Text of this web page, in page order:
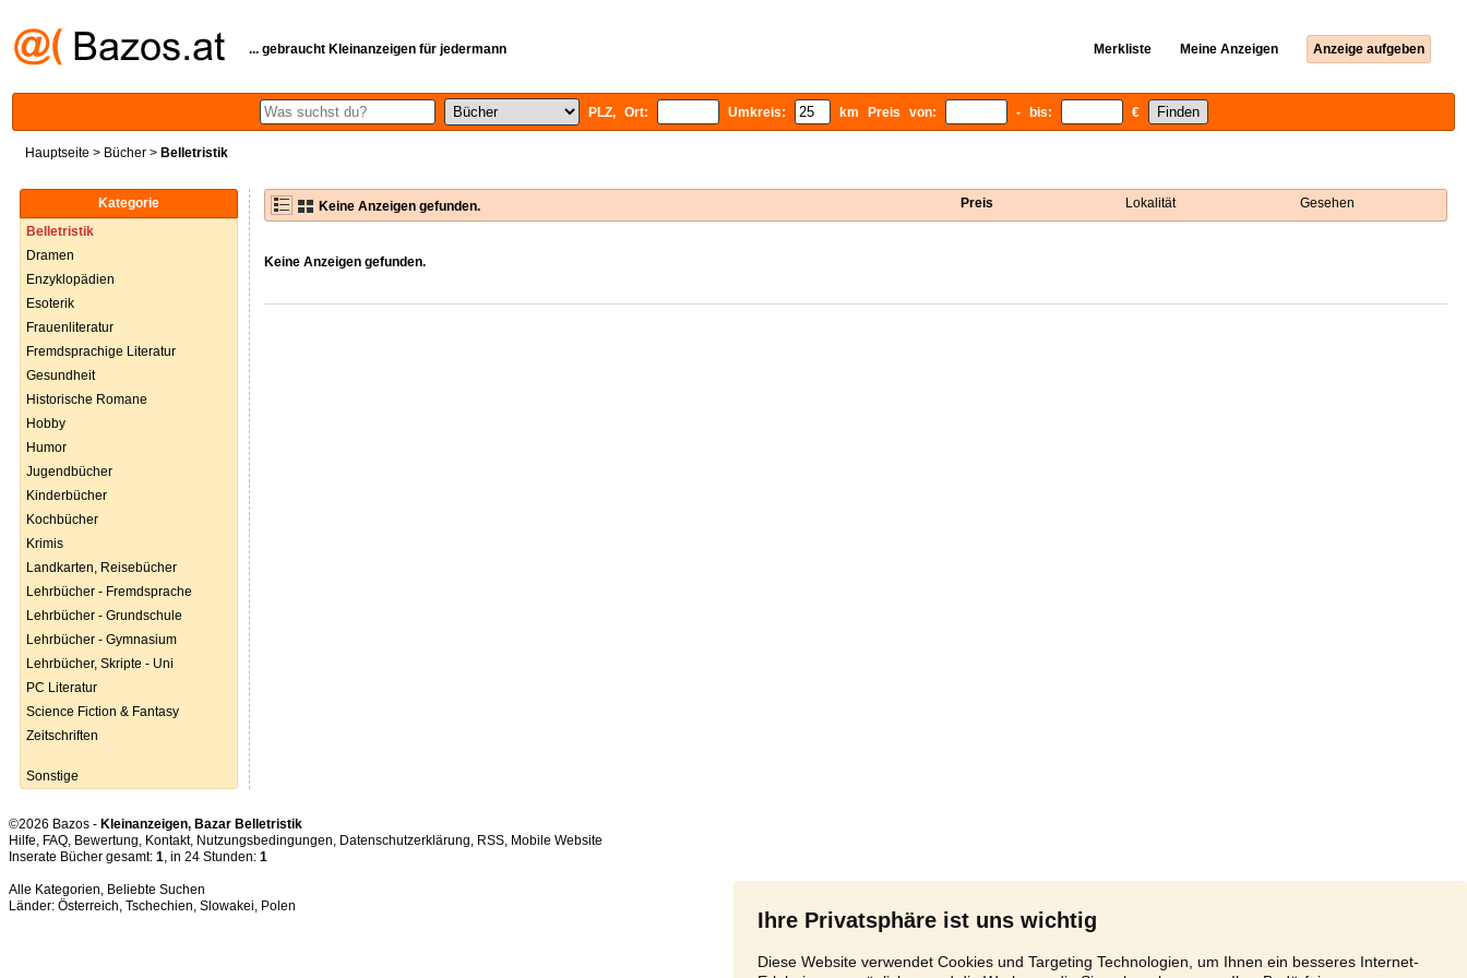
Ihre Privatsphäre ist uns wichtig
Diese Website verwendet Cookies und Targeting Technologien, um Ihnen ein besseres Internet-
... gebraucht Kleinanzeigen für jedermann Merkliste Meine Anzeigen Anzeige aufgeben
PLZ, Ort: Umkreis: km Preis von: - bis: €
Hauptseite > Bücher > Belletristik
Kategorie
Belletristik
Dramen
Enzyklopädien
Esoterik
Frauenliteratur
Fremdsprachige Literatur
Gesundheit
Historische Romane
Hobby
Humor
Jugendbücher
Kinderbücher
Kochbücher
Krimis
Landkarten, Reisebücher
Lehrbücher - Fremdsprache
Lehrbücher - Grundschule
Lehrbücher - Gymnasium
Lehrbücher, Skripte - Uni
PC Literatur
Science Fiction & Fantasy
Zeitschriften
Sonstige
Keine Anzeigen gefunden. Preis Lokalität Gesehen
Keine Anzeigen gefunden.
©2026 Bazos - Kleinanzeigen, Bazar Belletristik
Hilfe, FAQ, Bewertung, Kontakt, Nutzungsbedingungen, Datenschutzerklärung, RSS,
Inserate Bücher gesamt: 1, in 24 Stunden: 1
Alle Kategorien, Beliebte Suchen
Länder: Österreich, Tschechien, Slowakei, Polen